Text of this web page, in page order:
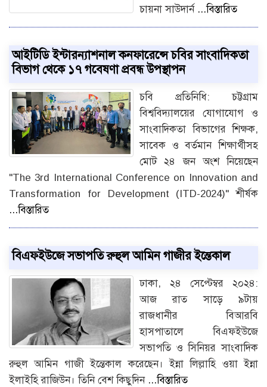
চায়না সাউদার্ন ...বিস্তারিত
আইটিডি ইন্টারন্যাশনাল কনফারেন্সে চবির সাংবাদিকতা
বিভাগ থেকে ১৭ গবেষণা প্রবন্ধ উপস্থাপন
চবি প্রতিনিধি: চট্টগ্রাম
বিশ্ববিদ্যালয়ের যোগাযোগ ও
সাংবাদিকতা বিভাগের শিক্ষক,
সাবেক ও বর্তমান শিক্ষার্থীসহ
মোট ২৪ জন অংশ নিয়েছেন
"The 3rd International Conference on Innovation and
Transformation for Development (ITD-2024)" শীর্ষক
...বিস্তারিত
বিএফইউজে সভাপতি রুহুল আমিন গাজীর ইন্তেকাল
ঢাকা, ২৪ সেপ্টেম্বর ২০২৪:
আজ রাত সাড়ে ৯টায়
রাজধানীর বিআরবি
হাসপাতালে বিএফইউজে
সভাপতি ও সিনিয়র সাংবাদিক
রুহুল আমিন গাজী ইন্তেকাল করেছেন। ইন্না লিল্লাহি ওয়া ইন্না
ইলাইহি রাজিউন। তিনি বেশ কিছুদিন ...বিস্তারিত